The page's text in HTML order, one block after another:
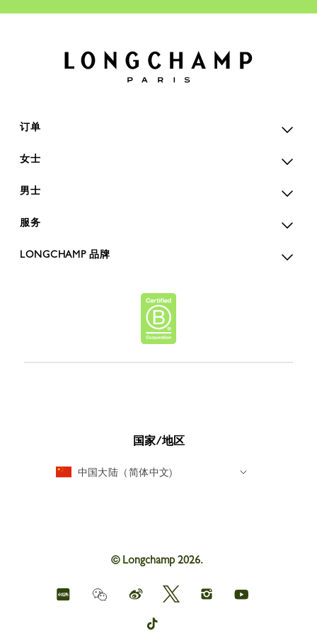
订单
女士
男士
服务
LONGCHAMP 品牌
国家/地区
中国大陆（简体中文)
© Longchamp 2026.
Longchamp
on
WeichatLongchamp
on
Longchamp
on
Longchamp
on
Longchamp
on
Longchamp
on